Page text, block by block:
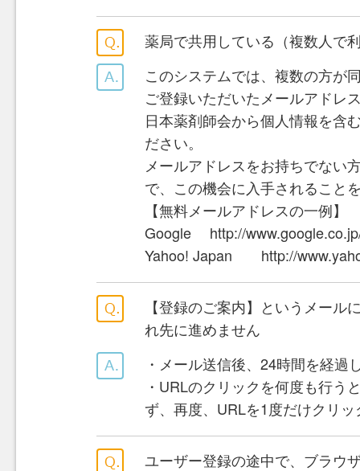
薬局で共用している（複数人で
このシステムでは、複数の方が
ご登録いただいたメールアドレ
日本薬剤師会から個人情報を含
ださい。
メールアドレスをお持ちでない
で、この機会に入手されること
【無料メールアドレスの一例】
Google http://
Yahoo! Japan http://
【登録のご案内】というメー
れ先に進めません
・メール送信後、24時間を経
・URLのクリックを何度も行う
ず、再度、URLを1度だけクリ
ユーザー登録の途中で、ブラウ